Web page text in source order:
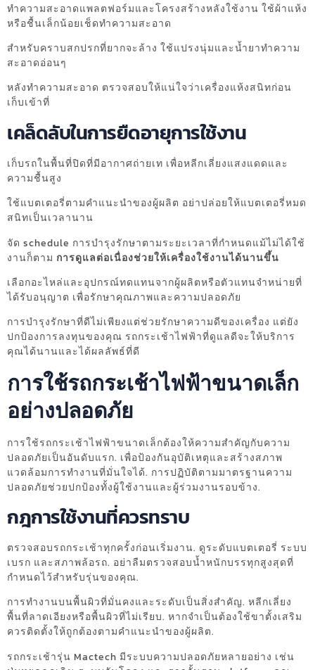
ทำความสะอาดแพลตฟอร์มและโครงสร้างหลังใช้งาน ใช้ผ้าแห้ง
หรือชื้นเล็กน้อยเช็ดทำความสะอาด
สำหรับคราบสกปรกที่ยากจะล้าง ใช้แปรงนุ่มและน้ำยาทำความ
สะอาดอ่อนๆ
หลังทำความสะอาด ตรวจสอบให้แน่ใจว่าเครื่องแห้งสนิทก่อน
เก็บเข้าที่
เคล็ดลับในการยืดอายุการใช้งาน
เก็บรถในพื้นที่ปิดที่มีอากาศถ่ายเท เพื่อหลีกเลี่ยงแสงแดดและ
ความชื้นสูง
ใช้แบตเตอรี่ตามคำแนะนำของผู้ผลิต อย่าปล่อยให้แบตเตอรี่หมด
สนิทเป็นเวลานาน
จัด schedule การบำรุงรักษาตามระยะเวลาที่กำหนดแม้ไม่ได้ใช้
งานก็ตาม การดูแลต่อเนื่องช่วยให้เครื่องใช้งานได้นานขึ้น
เลือกอะไหล่และอุปกรณ์ทดแทนจากผู้ผลิตหรือตัวแทนจำหน่ายที่
ได้รับอนุญาต เพื่อรักษาคุณภาพและความปลอดภัย
การบำรุงรักษาที่ดีไม่เพียงแต่ช่วยรักษาความดีของเครื่อง แต่ยัง
ปกป้องการลงทุนของคุณ รถกระเช้าไฟฟ้าที่ดูแลดีจะให้บริการ
คุณได้นานและได้ผลลัพธ์ที่ดี
การใช้รถกระเช้าไฟฟ้าขนาดเล็ก
อย่างปลอดภัย
การใช้รถกระเช้าไฟฟ้าขนาดเล็กต้องให้ความสำคัญกับความ
ปลอดภัยเป็นอันดับแรก. เพื่อป้องกันอุบัติเหตุและสร้างสภาพ
แวดล้อมการทำงานที่มั่นใจได้. การปฏิบัติตามมาตรฐานความ
ปลอดภัยช่วยปกป้องทั้งผู้ใช้งานและผู้ร่วมงานรอบข้าง.
กฎการใช้งานที่ควรทราบ
ตรวจสอบรถกระเช้าทุกครั้งก่อนเริ่มงาน. ดูระดับแบตเตอรี่ ระบบ
เบรก และสภาพล้อรถ. อย่าลืมตรวจสอบน้ำหนักบรรทุกสูงสุดที่
กำหนดไว้สำหรับรุ่นของคุณ.
การทำงานบนพื้นผิวที่มั่นคงและระดับเป็นสิ่งสำคัญ. หลีกเลี่ยง
พื้นที่ลาดเอียงหรือพื้นผิวที่ไม่เรียบ. หากจำเป็นต้องใช้ขาตั้งเสริม
ควรติดตั้งให้ถูกต้องตามคำแนะนำของผู้ผลิต.
รถกระเช้ารุ่น Mactech มีระบบความปลอดภัยหลายอย่าง เช่น